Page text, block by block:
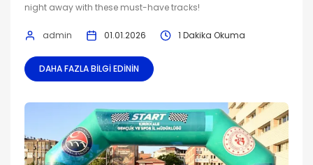
night away with these must-have tracks!
admin 01.01.2026 1 Dakika Okuma
DAHA FAZLA BILGI EDININ